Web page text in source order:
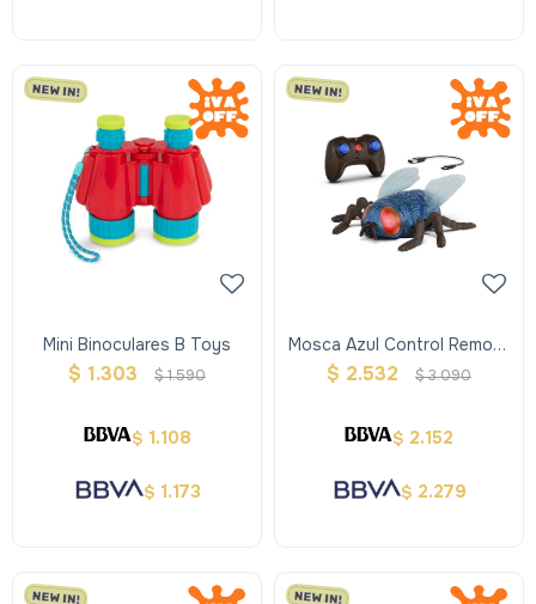
Mini Binoculares B Toys
$ 1.303 $1.590
$ 1.108
$ 1.173
Mosca Azul Control Remoto
Terra
$ 2.532 $3.090
$ 2.152
$ 2.279